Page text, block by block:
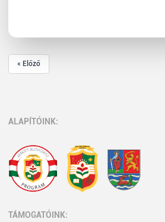
« Előző
ALAPÍTÓINK:
TÁMOGATÓINK: